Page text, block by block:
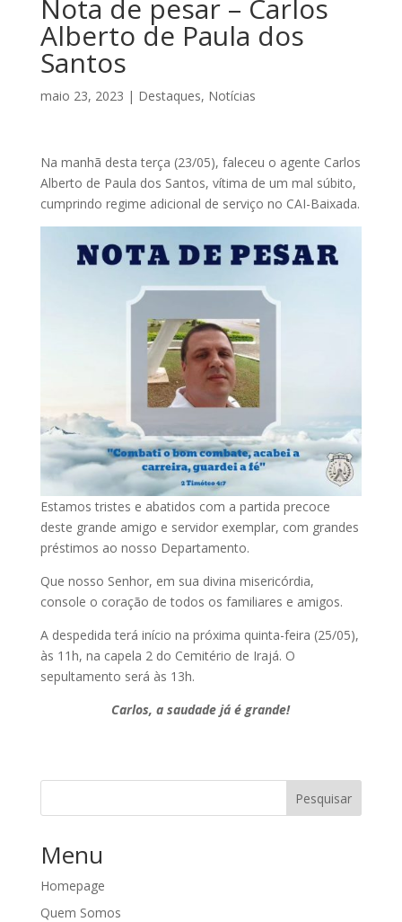
Nota de pesar – Carlos
Alberto de Paula dos
Santos
maio 23, 2023 | Destaques, Notícias
Na manhã desta terça (23/05), faleceu o agente Carlos
Alberto de Paula dos Santos, vítima de um mal súbito,
cumprindo regime adicional de serviço no CAI-Baixada.
Estamos tristes e abatidos com a partida precoce
deste grande amigo e servidor exemplar, com grandes
préstimos ao nosso Departamento.
Que nosso Senhor, em sua divina misericórdia,
console o coração de todos os familiares e amigos.
A despedida terá início na próxima quinta-feira (25/05),
às 11h, na capela 2 do Cemitério de Irajá. O
sepultamento será às 13h.
Carlos, a saudade já é grande!
Pesquisar
Menu
Homepage
Quem Somos